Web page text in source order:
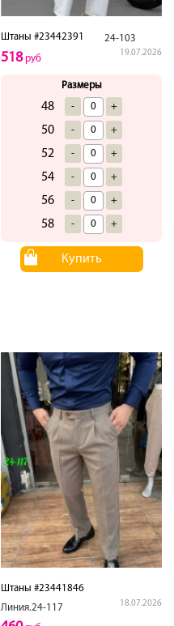
Штаны #23442391 24-103
19.07.2026
518руб
Размеры
48 - +
50 - +
52 - +
54 - +
56 - +
58 - +
Купить
Штаны #23441846
Линия.24-117
18.07.2026